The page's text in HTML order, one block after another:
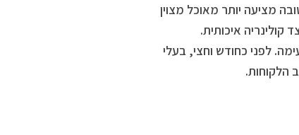
מציעה יותר מאוכל מצוין
איכותית.
לפני כחודש וחצי, בעלי
הלקוחות.